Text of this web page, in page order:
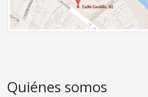
Quiénes somos